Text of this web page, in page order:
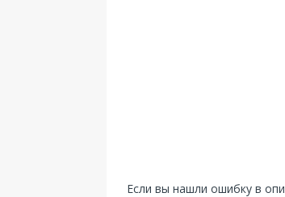
Если вы нашли ошибку в